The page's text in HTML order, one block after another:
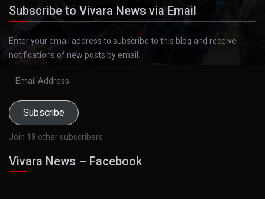
Subscribe to Vivara News via Email
Enter your email address to subscribe to this blog and receive
notifications of new posts by email.
Subscribe
Join 18 other subscribers
Vivara News – Facebook